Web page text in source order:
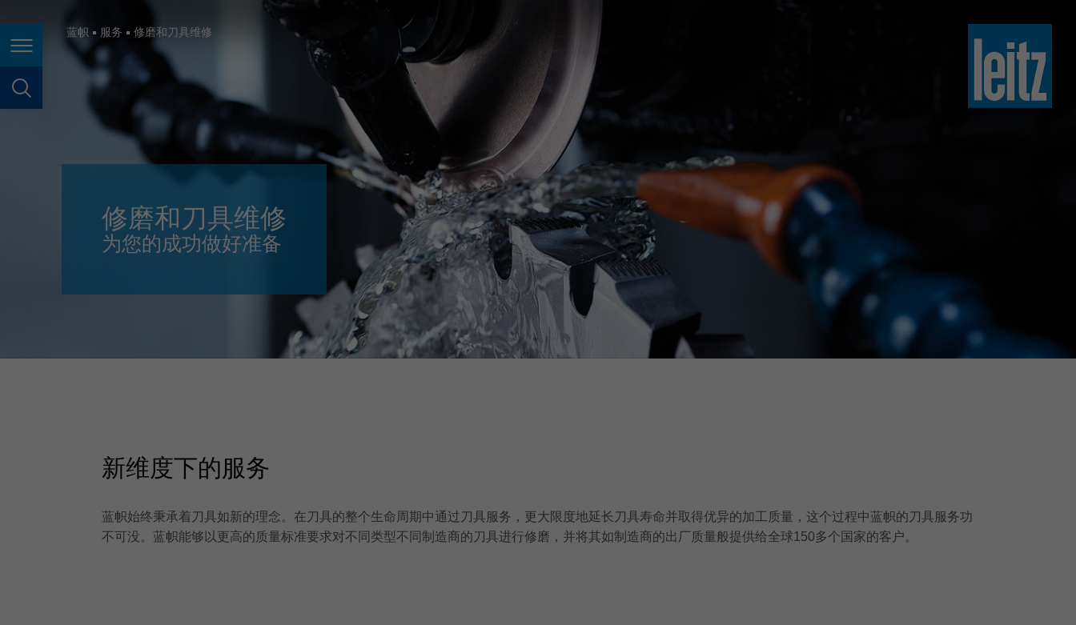
页面导航
页面搜索
français
Great Britain english
Italia italiano
India
Japan (日本) 日本語
english
Magyarország magyar
Malaysia english
México español
Suomi
Taiwan
Việt Nam tiếng việt
中国 中文
ประเทศไทย
Україна yкраїнська
蓝帜 服务 修磨和刀具维修
修磨和刀具维修
为您的成功做好准备
新维度下的服务
蓝帜始终秉承着刀具如新的理念。在刀具的整个生命周期中通过刀具服务，更大限度地延长刀具寿命并取得优异的加工质量，这个过程中蓝帜的刀具服务功
不可没。蓝帜能够以更高的质量标准要求对不同类型不同制造商的刀具进行修磨，并将其如制造商的出厂质量般提供给全球150多个国家的客户。